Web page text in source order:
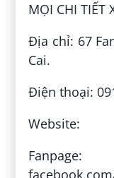
MỌI CHI TIẾT
Địa chỉ: 67
Cai.
Điện thoại:
Website:
Fanpage: